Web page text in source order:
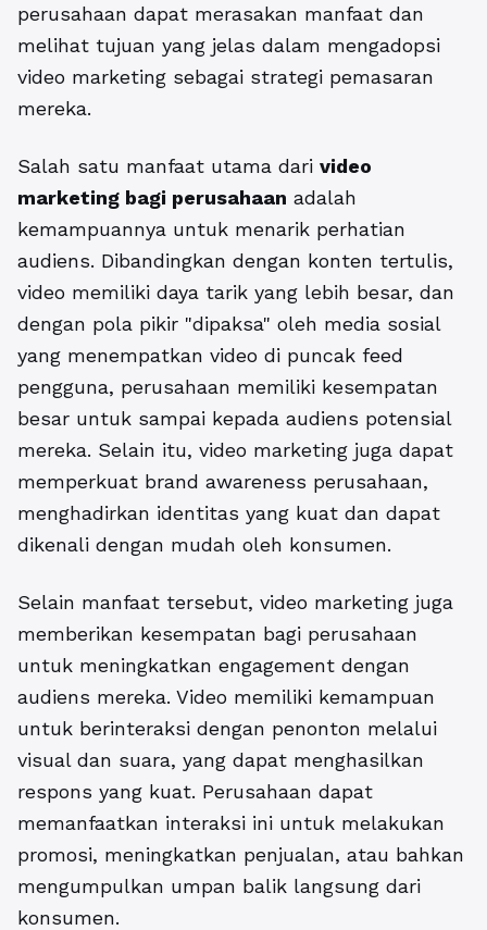
perusahaan dapat merasakan manfaat dan
melihat tujuan yang jelas dalam mengadopsi
video marketing sebagai strategi pemasaran
mereka.
Salah satu manfaat utama dari video
marketing bagi perusahaan adalah
kemampuannya untuk menarik perhatian
audiens. Dibandingkan dengan konten tertulis,
video memiliki daya tarik yang lebih besar, dan
dengan pola pikir "dipaksa" oleh media sosial
yang menempatkan video di puncak feed
pengguna, perusahaan memiliki kesempatan
besar untuk sampai kepada audiens potensial
mereka. Selain itu, video marketing juga dapat
memperkuat brand awareness perusahaan,
menghadirkan identitas yang kuat dan dapat
dikenali dengan mudah oleh konsumen.
Selain manfaat tersebut, video marketing juga
memberikan kesempatan bagi perusahaan
untuk meningkatkan engagement dengan
audiens mereka. Video memiliki kemampuan
untuk berinteraksi dengan penonton melalui
visual dan suara, yang dapat menghasilkan
respons yang kuat. Perusahaan dapat
memanfaatkan interaksi ini untuk melakukan
promosi, meningkatkan penjualan, atau bahkan
mengumpulkan umpan balik langsung dari
konsumen.